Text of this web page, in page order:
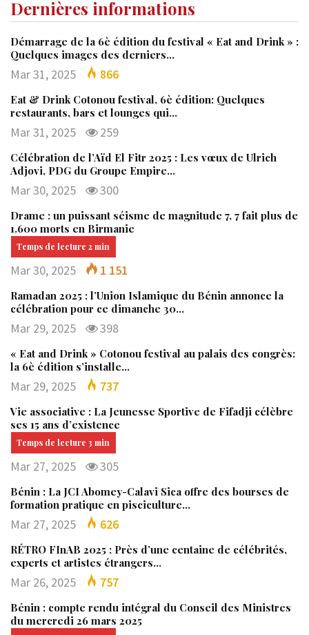
Dernières informations
Démarrage de la 6è édition du festival « Eat and Drink » :
Quelques images des derniers…
Mar 31, 2025 866
Eat & Drink Cotonou festival, 6è édition: Quelques
restaurants, bars et lounges qui…
Mar 31, 2025 259
Célébration de l’Aïd El Fitr 2025 : Les vœux de Ulrich
Adjovi, PDG du Groupe Empire…
Mar 30, 2025 300
Drame : un puissant séisme de magnitude 7, 7 fait plus de
1.600 morts en Birmanie
Mar 30, 2025 1 151
Ramadan 2025 : l’Union Islamique du Bénin annonce la
célébration pour ce dimanche 30…
Mar 29, 2025 398
« Eat and Drink » Cotonou festival au palais des congrès:
la 6è édition s’installe…
Mar 29, 2025 737
Vie associative : La Jeunesse Sportive de Fifadji célèbre
ses 15 ans d’existence
Mar 27, 2025 305
Bénin : La JCI Abomey-Calavi Sica offre des bourses de
formation pratique en pisciculture…
Mar 27, 2025 626
RÉTRO FInAB 2025 : Près d’une centaine de célébrités,
experts et artistes étrangers…
Mar 26, 2025 757
Bénin : compte rendu intégral du Conseil des Ministres
du mercredi 26 mars 2025